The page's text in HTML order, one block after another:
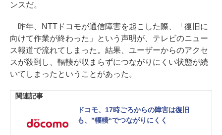
ンスだ。
昨年、NTTドコモが通信障害を起こした際、「復旧に
向けて作業が終わった」という声明が、テレビのニュー
ス報道で流れてしまった。結果、ユーザーからのアクセ
スが殺到し、輻輳が収まらずにつながりにくい状態が続
いてしまったということがあった。
関連記事
ドコモ、17時ごろからの障害は復旧
も、”輻輳“でつながりにくく